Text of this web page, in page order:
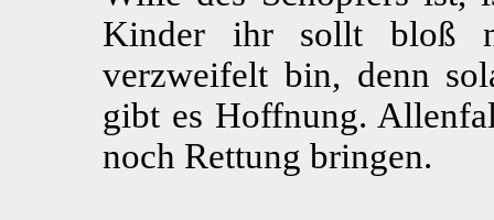
Kinder ihr sollt bloß
verzweifelt bin, denn
gibt es Hoffnung.
noch Rettung bringen.